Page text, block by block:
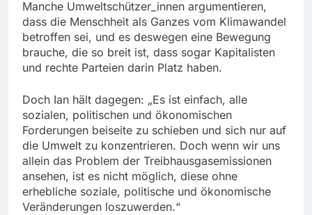
Manche Umweltschützer_innen argumentieren,
dass die Menschheit als Ganzes vom Klimawandel
betroffen sei, und es deswegen eine Bewegung
brauche, die so breit ist, dass sogar Kapitalisten
und rechte Parteien darin Platz haben.
Doch Ian hält dagegen: „Es ist einfach, alle
sozialen, politischen und ökonomischen
Forderungen beiseite zu schieben und sich nur auf
die Umwelt zu konzentrieren. Doch wenn wir uns
allein das Problem der Treibhausgasemissionen
ansehen, ist es nicht möglich, diese ohne
erhebliche soziale, politische und ökonomische
Veränderungen loszuwerden.“